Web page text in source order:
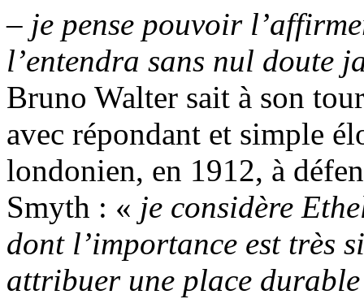
– je pense pouvoir
l’entendra sans nul doute
Bruno Walter sait à son
avec répondant et simple
londonien, en 1912, à
Smyth : « je considère
dont l’importance est très
attribuer une place